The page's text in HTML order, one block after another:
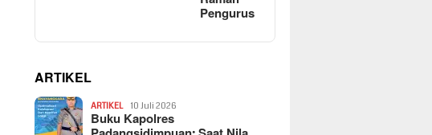
Pengurus
ARTIKEL
ARTIKEL 10 Juli 2026
Buku Kapolres